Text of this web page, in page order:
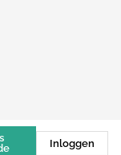
Inloggen